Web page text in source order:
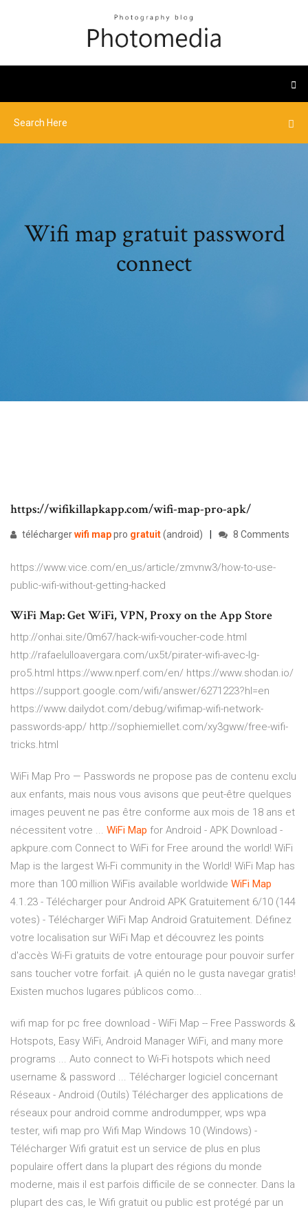
Wifi map gratuit password
connect
https://wifikillapkapp.com/wifi-map-pro-apk/
téléchargerwifi mappro gratuit(android) 8 Comments
https://www.vice.com/en_us/article/zmvnw3/how-to-use-
public-wifi-without-getting-hacked
WiFi Map: Get WiFi, VPN, Proxy on the App Store
http://onhai.site/0m67/hack-wifi-voucher-code.html
http://rafaelulloavergara.com/ux5t/pirater-wifi-avec-lg-
pro5.html https://www.nperf.com/en/ https://www.shodan.io/
https://support.google.com/wifi/answer/6271223?hl=en
https://www.dailydot.com/debug/wifimap-wifi-network-
passwords-app/ http://sophiemiellet.com/xy3gww/free-wifi-
tricks.html
WiFi Map Pro — Passwords ne propose pas de contenu exclu
aux enfants, mais nous vous avisons que peut-être quelques
images peuvent ne pas être conforme aux mois de 18 ans et
nécessitent votre ... WiFi Map for Android - APK Download -
apkpure.com Connect to WiFi for Free around the world! WiFi
Map is the largest Wi-Fi community in the World! WiFi Map has
more than 100 million WiFis available worldwide WiFi Map
4.1.23 - Télécharger pour Android APK Gratuitement 6/10 (144
votes) - Télécharger WiFi Map Android Gratuitement. Définez
votre localisation sur WiFi Map et découvrez les points
d'accès Wi-Fi gratuits de votre entourage pour pouvoir surfer
sans toucher votre forfait. ¡A quién no le gusta navegar gratis!
Existen muchos lugares públicos como...
wifi map for pc free download - WiFi Map -- Free Passwords &
Hotspots, Easy WiFi, Android Manager WiFi, and many more
programs ... Auto connect to Wi-Fi hotspots which need
username & password ... Télécharger logiciel concernant
Réseaux - Android (Outils) Télécharger des applications de
réseaux pour android comme androdumpper, wps wpa
tester, wifi map pro Wifi Map Windows 10 (Windows) -
Télécharger Wifi gratuit est un service de plus en plus
populaire offert dans la plupart des régions du monde
moderne, mais il est parfois difficile de se connecter. Dans la
plupart des cas, le Wifi gratuit ou public est protégé par un